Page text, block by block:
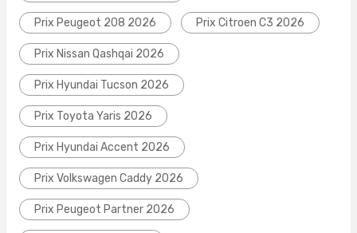
Prix Peugeot 208 2026 Prix Citroen C3 2026
Prix Nissan Qashqai 2026
Prix Hyundai Tucson 2026
Prix Toyota Yaris 2026
Prix Hyundai Accent 2026
Prix Volkswagen Caddy 2026
Prix Peugeot Partner 2026